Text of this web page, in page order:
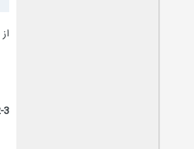
2-3-